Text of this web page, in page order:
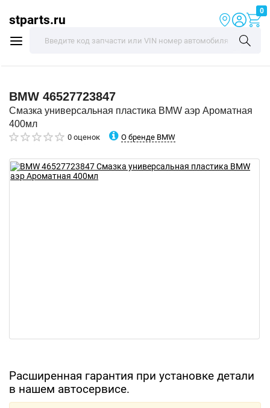
stparts.ru
0
BMW 46527723847
Смазка универсальная пластика BMW аэр Ароматная
400мл
0 оценок О бренде BMW
Расширенная гарантия при установке детали
в нашем автосервисе.